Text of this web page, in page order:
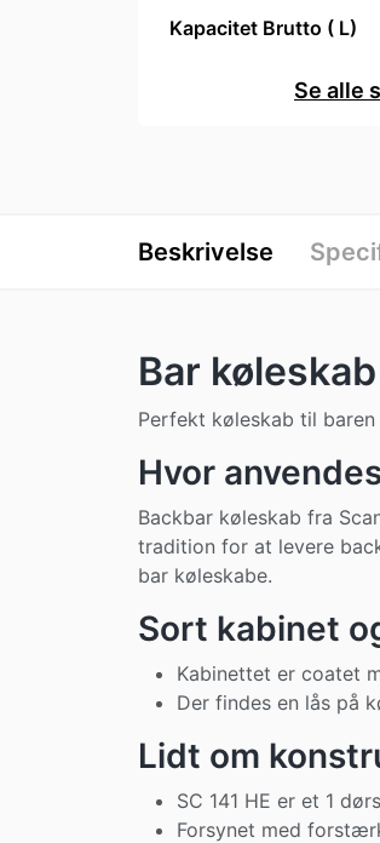
Kapacitet Brutto ( L)
Se alle
Beskrivelse
Bar
Perfekt køleskab til baren
Hvor
Backbar køleskab fra
tradition for at levere
bar køleskabe.
Sort kabinet
Kabinettet er coatet
Der findes en lås på
Lidt om
SC 141 HE er et 1
Forsynet med